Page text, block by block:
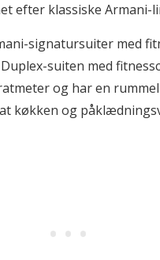
efter klassiske Armani-
signatursuiter med
suiten med
og har en
køkken og